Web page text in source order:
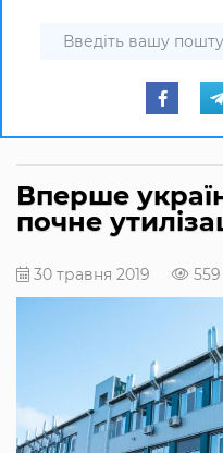
Вперше
почне
30 травня 2019 559